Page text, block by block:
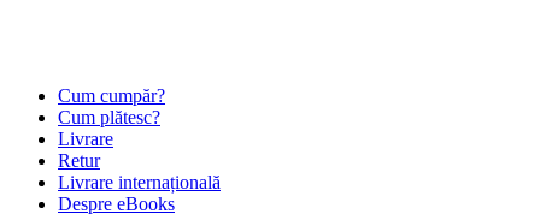
Cum cumpăr?
Cum plătesc?
Livrare
Retur
Livrare internațională
Despre eBooks